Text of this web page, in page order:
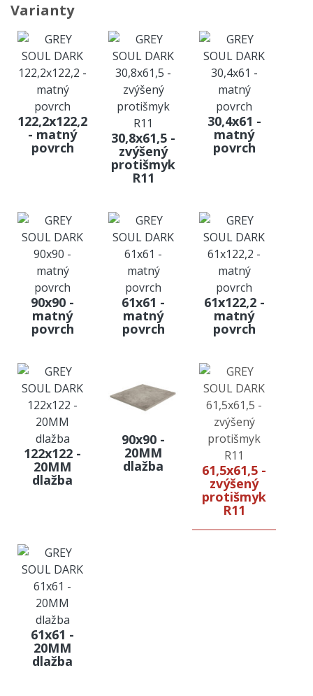
Varianty
122,2x122,2
- matný
povrch
30,8x61,5 -
zvýšený
protišmyk
R11
30,4x61 -
matný
povrch
90x90 -
matný
povrch
61x61 -
matný
povrch
61x122,2 -
matný
povrch
122x122 -
20MM
dlažba
90x90 -
20MM
dlažba 61,5x61,5 -
zvýšený
protišmyk
R11
61x61 -
20MM
dlažba